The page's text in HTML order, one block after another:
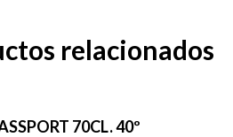
relacionados
70CL. 40º